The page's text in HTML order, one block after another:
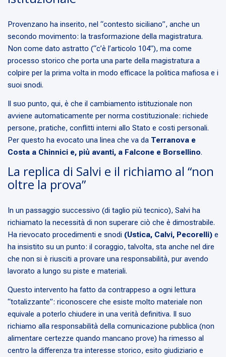
Provenzano ha inserito, nel “contesto siciliano”, anche un
secondo movimento: la trasformazione della magistratura.
Non come dato astratto (“c’è l’articolo 104”), ma come
processo storico che porta una parte della magistratura a
colpire per la prima volta in modo efficace la politica mafiosa e i
suoi snodi.
Il suo punto, qui, è che il cambiamento istituzionale non
avviene automaticamente per norma costituzionale: richiede
persone, pratiche, conflitti interni allo Stato e costi personali.
Per questo ha evocato una linea che va da Terranova e
Costa a Chinnici e, più avanti, a Falcone e Borsellino.
La replica di Salvi e il richiamo al “non
oltre la prova”
In un passaggio successivo (di taglio più tecnico), Salvi ha
richiamato la necessità di non superare ciò che è dimostrabile.
Ha rievocato procedimenti e snodi (Ustica, Calvi, Pecorelli) e
ha insistito su un punto: il coraggio, talvolta, sta anche nel dire
che non si è riusciti a provare una responsabilità, pur avendo
lavorato a lungo su piste e materiali.
Questo intervento ha fatto da contrappeso a ogni lettura
“totalizzante”: riconoscere che esiste molto materiale non
equivale a poterlo chiudere in una verità definitiva. Il suo
richiamo alla responsabilità della comunicazione pubblica (non
alimentare certezze quando mancano prove) ha rimesso al
centro la differenza tra interesse storico, esito giudiziario e